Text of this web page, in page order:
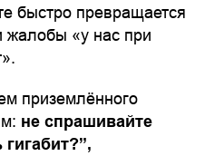
быстро превращается
жалобы «у нас при
приземлённого
не спрашивайте